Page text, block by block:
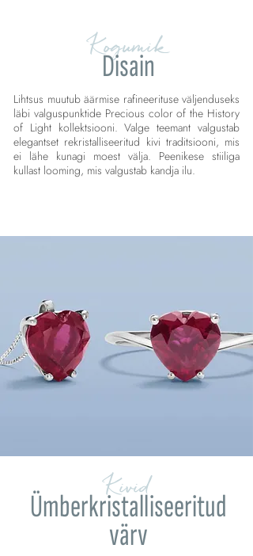
Kogumik
Disain
Lihtsus muutub äärmise rafineerituse väljenduseks
läbi valguspunktide Precious color of the History
of Light kollektsiooni. Valge teemant valgustab
elegantset rekristalliseeritud kivi traditsiooni, mis
ei lähe kunagi moest välja. Peenikese stiiliga
kullast looming, mis valgustab kandja ilu.
Kivid
Ümberkristalliseeritud
värv